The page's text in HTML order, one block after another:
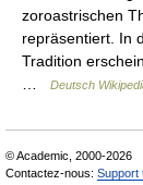
zoroastrischen
repräsentiert. In
Tradition
Deutsch
© Academic, 2000-2026
Contactez-nous: Support